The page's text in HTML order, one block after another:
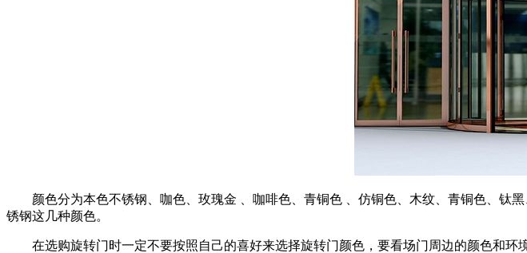
颜色分为本色不锈钢、咖色、玫瑰金 、咖啡色、青铜色 、仿铜色、木纹、青铜色、钛
锈钢这几种颜色。
在选购旋转门时一定不要按照自己的喜好来选择旋转门颜色，要看场门周边的颜色和